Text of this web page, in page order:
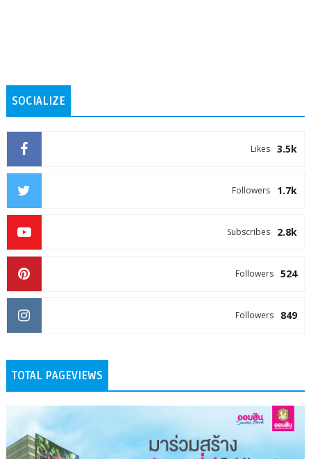
SOCIALIZE
3.5k
Likes
1.7k
Followers
2.8k
Subscribes
524
Followers
849
Followers
TOTAL PAGEVIEWS